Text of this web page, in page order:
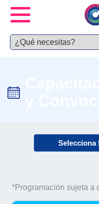
Selecciona
*Programación sujeta a